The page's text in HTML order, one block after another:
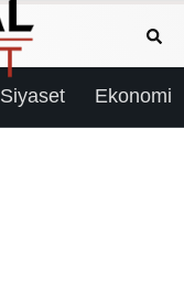
Siyaset Ekonomi